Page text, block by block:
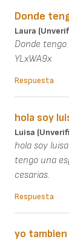
Donde
Laura
Donde
YLxWA9x
Respuesta
hola soy
Luisa
hola soy
tengo una
cesarias.
Respuesta
yo